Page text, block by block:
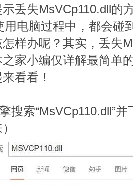
丢失MsVCp110.dll的
用电脑过程中，都会碰
样办呢？其实，丢失
家小编仅详解最简单
看看！
搜索“MsVCp110.dll”